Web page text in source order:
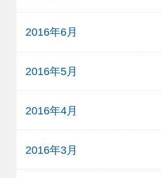
2016年6月
2016年5月
2016年4月
2016年3月